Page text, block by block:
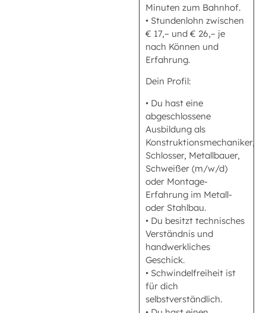
Minuten zum Bahnhof.
• Stundenlohn zwischen
€ 17,– und € 26,– je
nach Können und
Erfahrung.
Dein Profil:
• Du hast eine
abgeschlossene
Ausbildung als
Konstruktionsmechaniker,
Schlosser, Metallbauer,
Schweißer (m/w/d)
oder Montage-
Erfahrung im Metall-
oder Stahlbau.
• Du besitzt technisches
Verständnis und
handwerkliches
Geschick.
• Schwindelfreiheit ist
für dich
selbstverständlich.